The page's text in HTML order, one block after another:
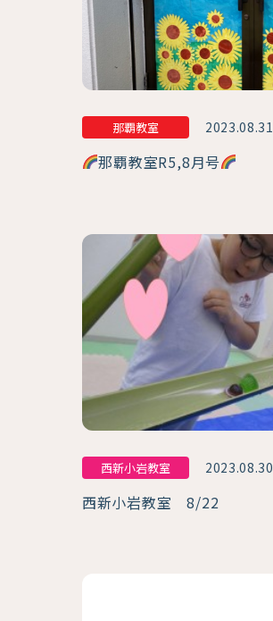
那覇教室 2023.08.31
那覇教室R5,8月号
西新小岩教室 2023.08.30
西新小岩教室 8/22